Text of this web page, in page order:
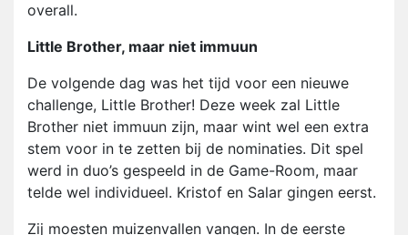
overall.
Little Brother, maar niet immuun
De volgende dag was het tijd voor een nieuwe
challenge, Little Brother! Deze week zal Little
Brother niet immuun zijn, maar wint wel een extra
stem voor in te zetten bij de nominaties. Dit spel
werd in duo’s gespeeld in de Game-Room, maar
telde wel individueel. Kristof en Salar gingen eerst.
Zij moesten muizenvallen vangen. In de eerste